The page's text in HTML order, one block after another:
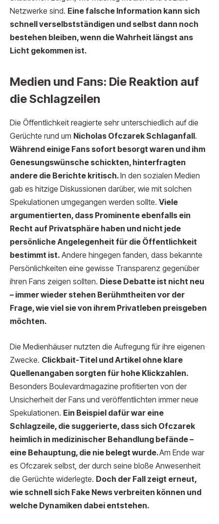
Netzwerke sind. Eine falsche Information kann sich
schnell verselbstständigen und selbst dann noch
bestehen bleiben, wenn die Wahrheit längst ans
Licht gekommen ist.
Medien und Fans: Die Reaktion auf
die Schlagzeilen
Die Öffentlichkeit reagierte sehr unterschiedlich auf die
Gerüchte rund um Nicholas Ofczarek Schlaganfall .
Während einige Fans sofort besorgt waren und ihm
Genesungswünsche schickten, hinterfragten
andere die Berichte kritisch. In den sozialen Medien
gab es hitzige Diskussionen darüber, wie mit solchen
Spekulationen umgegangen werden sollte. Viele
argumentierten, dass Prominente ebenfalls ein
Recht auf Privatsphäre haben und nicht jede
persönliche Angelegenheit für die Öffentlichkeit
bestimmt ist. Andere hingegen fanden, dass bekannte
Persönlichkeiten eine gewisse Transparenz gegenüber
ihren Fans zeigen sollten. Diese Debatte ist nicht neu
– immer wieder stehen Berühmtheiten vor der
Frage, wie viel sie von ihrem Privatleben preisgeben
möchten.
Die Medienhäuser nutzten die Aufregung für ihre eigenen
Zwecke. Clickbait-Titel und Artikel ohne klare
Quellenangaben sorgten für hohe Klickzahlen.
Besonders Boulevardmagazine profitierten von der
Unsicherheit der Fans und veröffentlichten immer neue
Spekulationen. Ein Beispiel dafür war eine
Schlagzeile, die suggerierte, dass sich Ofczarek
heimlich in medizinischer Behandlung befände –
eine Behauptung, die nie belegt wurde.Am Ende war
es Ofczarek selbst, der durch seine bloße Anwesenheit
die Gerüchte widerlegte. Doch der Fall zeigt erneut,
wie schnell sich Fake News verbreiten können und
welche Dynamiken dabei entstehen.